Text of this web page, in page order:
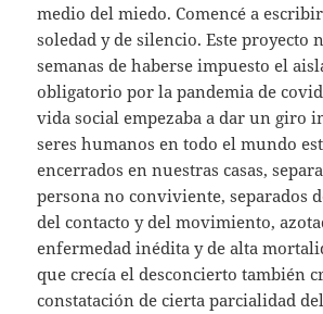
medio del miedo. Comencé a
soledad y de silencio. Este proyecto
semanas de haberse impuesto el
obligatorio por la pandemia de
vida social empezaba a dar un giro
seres humanos en todo el mundo
encerrados en nuestras casas,
persona no conviviente, separados
del contacto y del movimiento,
enfermedad inédita y de alta
que crecía el desconcierto también
constatación de cierta parcialidad